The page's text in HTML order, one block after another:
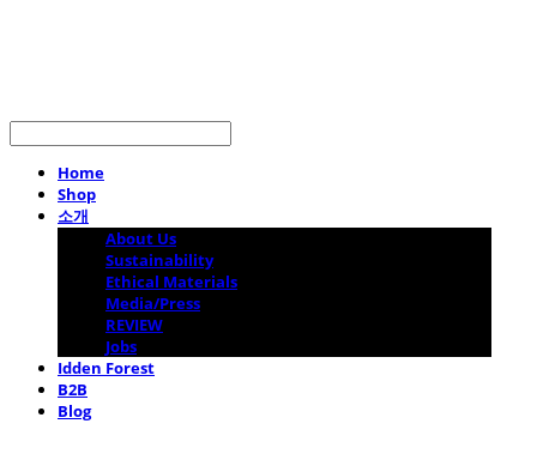
Home
Shop
소개
About Us
Sustainability
Ethical Materials
Media/Press
REVIEW
Jobs
Idden Forest
B2B
Blog